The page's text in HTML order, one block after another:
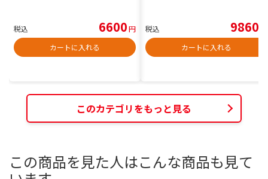
税込 6600円
カートに入れる
税込 9860
カートに入れる
このカテゴリをもっと見る
この商品を見た人はこんな商品も見て